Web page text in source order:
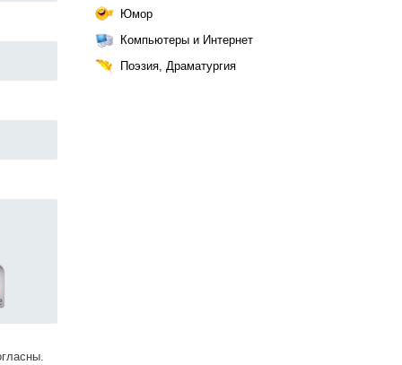
Юмор
Компьютеры и Интернет
Поэзия, Драматургия